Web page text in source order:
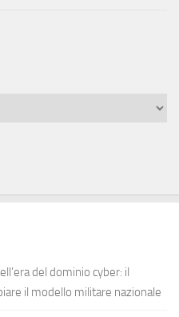
del dominio cyber: il
il modello militare nazionale